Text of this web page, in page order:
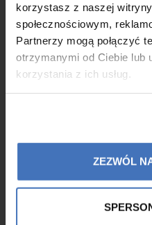
korzystasz z naszej
społecznościowym,
Partnerzy mogą połączyć
otrzymanymi od Ciebie lub
korzystania z ich usług.
ZEZWÓL
Baby